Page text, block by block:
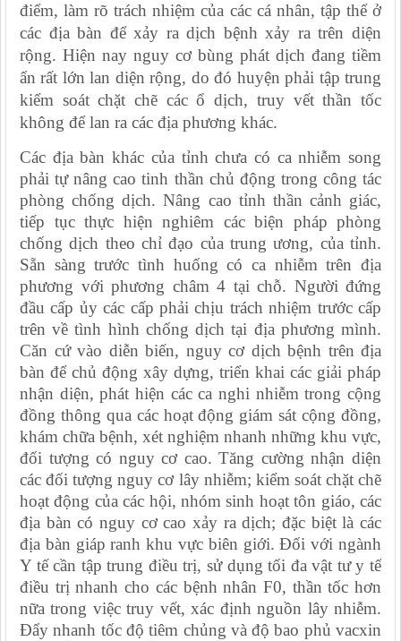
điểm, làm rõ trách nhiệm của các cá nhân, tập thể ở
các địa bàn để xảy ra dịch bệnh xảy ra trên diện
rộng. Hiện nay nguy cơ bùng phát dịch đang tiềm
ẩn rất lớn lan diện rộng, do đó huyện phải tập trung
kiểm soát chặt chẽ các ổ dịch, truy vết thần tốc
không để lan ra các địa phương khác.
Các địa bàn khác của tỉnh chưa có ca nhiễm song
phải tự nâng cao tinh thần chủ động trong công tác
phòng chống dịch. Nâng cao tỉnh thần cảnh giác,
tiếp tục thực hiện nghiêm các biện pháp phòng
chống dịch theo chỉ đạo của trung ương, của tỉnh.
Sẵn sàng trước tình huống có ca nhiễm trên địa
phương với phương châm 4 tại chỗ. Người đứng
đầu cấp ủy các cấp phải chịu trách nhiệm trước cấp
trên về tình hình chống dịch tại địa phương mình.
Căn cứ vào diễn biến, nguy cơ dịch bệnh trên địa
bàn để chủ động xây dựng, triển khai các giải pháp
nhận diện, phát hiện các ca nghi nhiễm trong cộng
đồng thông qua các hoạt động giám sát cộng đồng,
khám chữa bệnh, xét nghiệm nhanh những khu vực,
đối tượng có nguy cơ cao. Tăng cường nhận diện
các đối tượng nguy cơ lây nhiễm; kiểm soát chặt chẽ
hoạt động của các hội, nhóm sinh hoạt tôn giáo, các
địa bàn có nguy cơ cao xảy ra dịch; đặc biệt là các
địa bàn giáp ranh khu vực biên giới. Đối với ngành
Y tế cần tập trung điều trị, sử dụng tối đa vật tư y tế
điều trị nhanh cho các bệnh nhân F0, thần tốc hơn
nữa trong việc truy vết, xác định nguồn lây nhiễm.
Đẩy nhanh tốc độ tiêm chủng và độ bao phủ vacxin